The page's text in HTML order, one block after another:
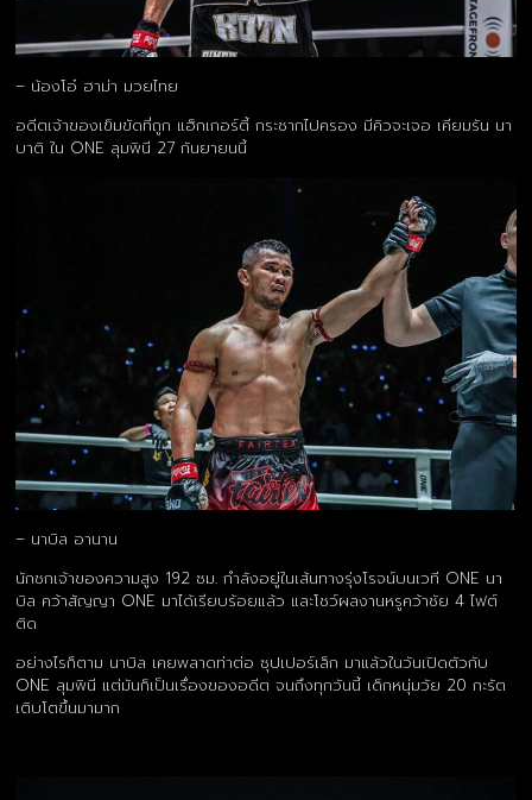
– น้องโอ๋ ฮาม่า มวยไทย
อดีตเจ้าของเข็มขัดที่ถูก แฮ็กเกอร์ตี้ กระชากไปครอง มีคิวจะเจอ เคียมรัน นา
บาติ ใน ONE ลุมพินี 27 กันยายนนี้
– นาบิล อานาน
นักชกเจ้าของความสูง 192 ซม. กำลังอยู่ในเส้นทางรุ่งโรจน์บนเวที ONE นา
บิล คว้าสัญญา ONE มาได้เรียบร้อยแล้ว และโชว์ผลงานหรูคว้าชัย 4 ไฟต์
ติด
อย่างไรก็ตาม นาบิล เคยพลาดท่าต่อ ซุปเปอร์เล็ก มาแล้วในวันเปิดตัวกับ
ONE ลุมพินี แต่มันก็เป็นเรื่องของอดีต จนถึงทุกวันนี้ เด็กหนุ่มวัย 20 กะรัต
เติบโตขึ้นมามาก